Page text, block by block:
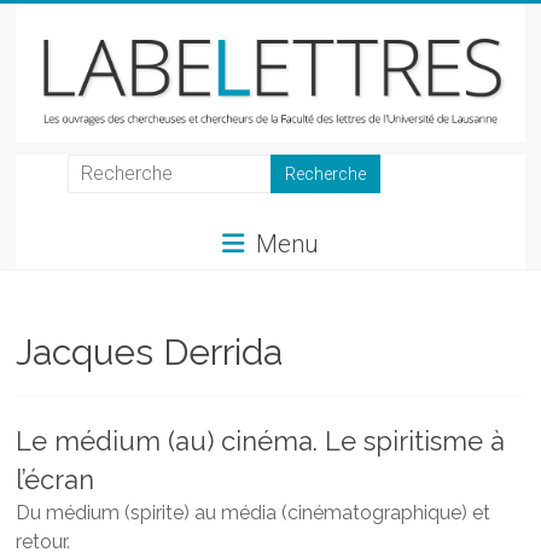
LabeLettres
et
chercheurs
Faculté
des
lettres
Menu
Jacques Derrida
Le médium (au) cinéma. Le spiritisme à
l’écran
Du médium (spirite) au média (cinématographique) et
retour.